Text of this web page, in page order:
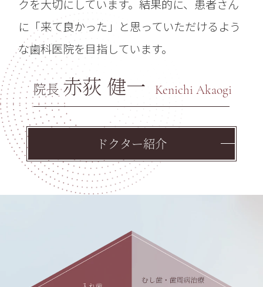
クを大切にしています。結果的に、患者さん
に「来て良かった」と思っていただけるよう
な歯科医院を目指しています。
院長 赤荻 健一 Kenichi Akaogi
ドクター紹介